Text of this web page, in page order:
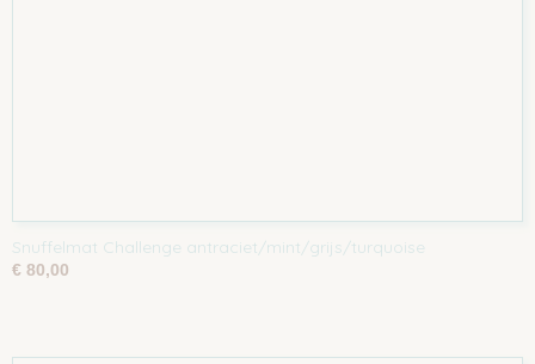
Snuffelmat Challenge antraciet/mint/grijs/turquoise
€ 80,00